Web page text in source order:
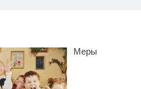
Меры